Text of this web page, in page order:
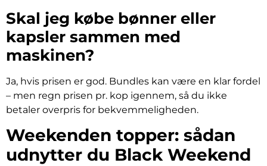
Skal jeg købe bønner eller
kapsler sammen med
maskinen?
Ja, hvis prisen er god. Bundles kan være en klar fordel
– men regn prisen pr. kop igennem, så du ikke
betaler overpris for bekvemmeligheden.
Weekenden topper: sådan
udnytter du Black Weekend